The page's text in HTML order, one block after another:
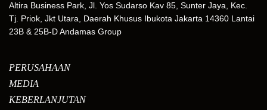
Altira Business Park, Jl. Yos Sudarso Kav 85, Sunter Jaya, Kec.
Tj. Priok, Jkt Utara, Daerah Khusus Ibukota Jakarta 14360 Lantai
23B & 25B-D Andamas Group
PERUSAHAAN
MEDIA
KEBERLANJUTAN